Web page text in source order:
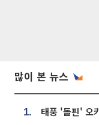
많이 본 뉴스
1.